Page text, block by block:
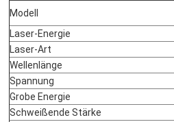
Modell
Laser-Energie
Laser-Art
Wellenlänge
Spannung
Grobe Energie
Schweißende Stärke